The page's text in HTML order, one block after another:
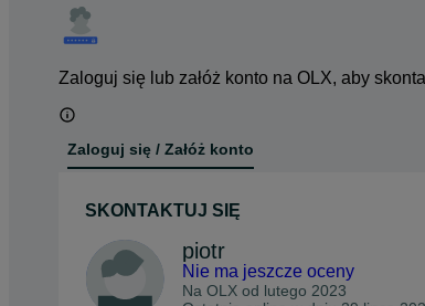
Zaloguj się lub załóż konto na OLX, aby
Zaloguj się / Załóż konto
SKONTAKTUJ SIĘ
piotr
Nie ma jeszcze oceny
Na OLX od lutego 2023